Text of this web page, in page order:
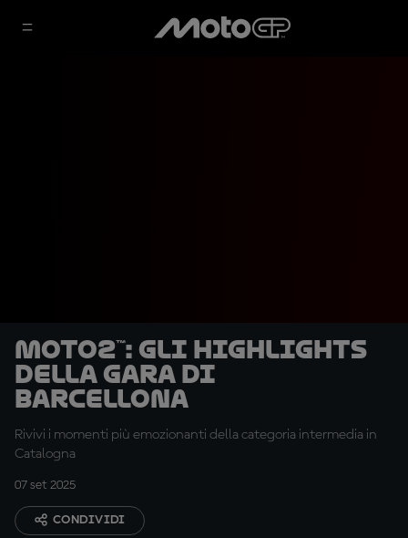
Moto2™: gli highlights
della gara di
Barcellona
Rivivi i momenti più emozionanti della categoria intermedia in
Catalogna
07 set 2025
CONDIVIDI